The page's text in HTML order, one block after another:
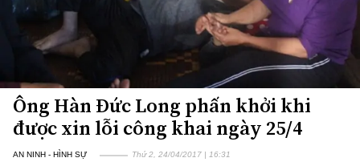
Ông Hàn Đức Long phấn khởi khi
được xin lỗi công khai ngày 25/4
AN NINH - HÌNH SỰ Thứ 2, 24/04/2017 | 16:31